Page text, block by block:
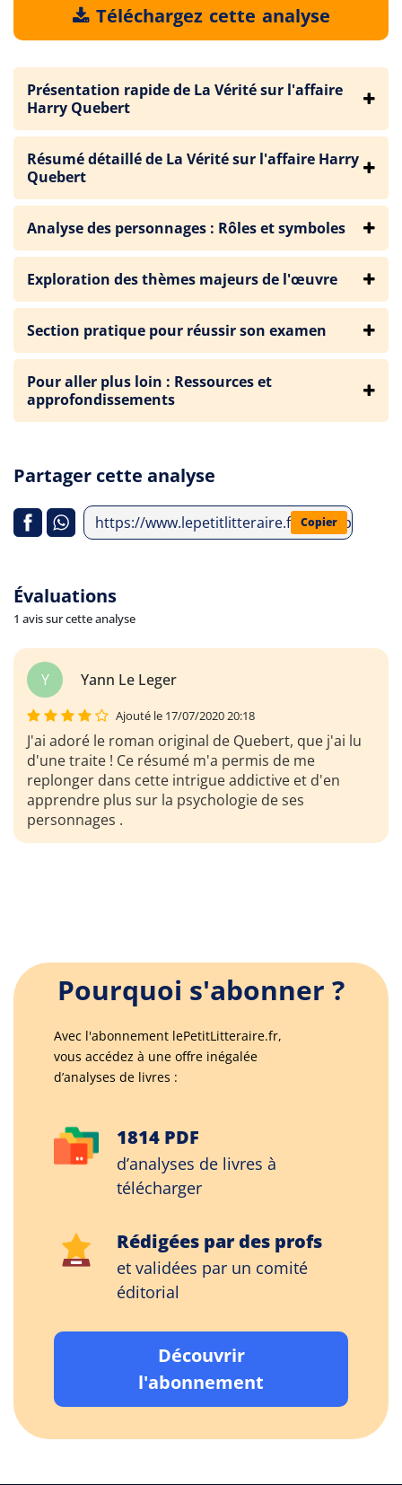
Téléchargez cette analyse
Présentation rapide de La Vérité sur l'affaire
Harry Quebert
Résumé détaillé de La Vérité sur l'affaire Harry
Quebert
Analyse des personnages : Rôles et symboles
Exploration des thèmes majeurs de l'œuvre
Section pratique pour réussir son examen
Pour aller plus loin : Ressources et
approfondissements
Partager cette analyse
https://www.lepetitlitteraire.fr/index.php/
Copier
Évaluations
1 avis sur cette analyse
Y Yann Le Leger
Ajouté le 17/07/2020 20:18
J'ai adoré le roman original de Quebert, que j'ai lu
d'une traite ! Ce résumé m'a permis de me
replonger dans cette intrigue addictive et d'en
apprendre plus sur la psychologie de ses
personnages .
Pourquoi s'abonner ?
Avec l'abonnement lePetitLitteraire.fr,
vous accédez à une offre inégalée
d’analyses de livres :
1814 PDF
d’analyses de livres à
télécharger
Rédigées par des profs
et validées par un comité
éditorial
Découvrir
l'abonnement